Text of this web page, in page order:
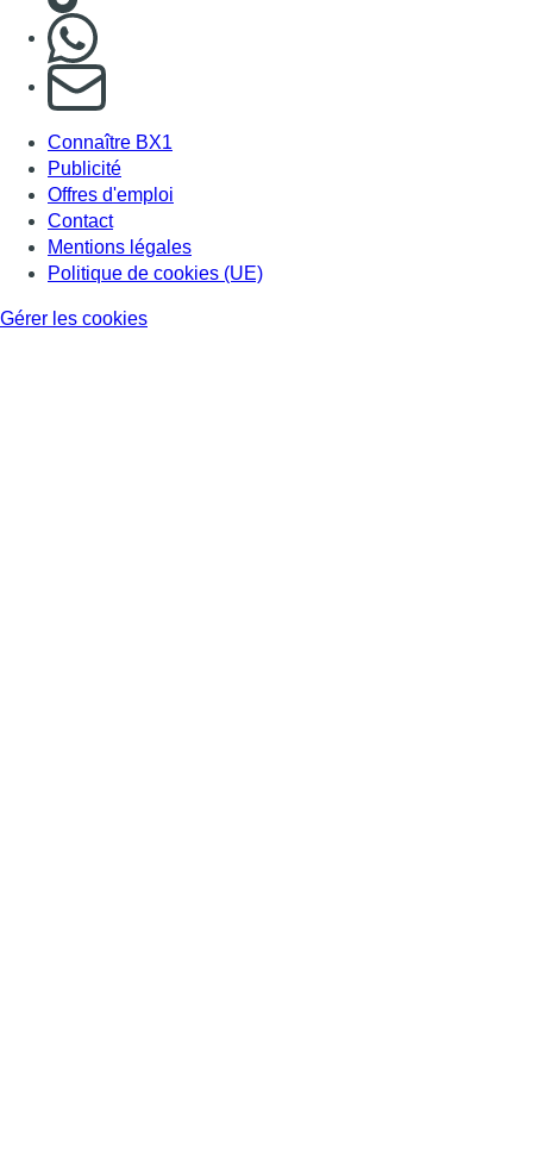
S'abonner à notre newsletter
Connaître BX1
Publicité
Offres d'emploi
Contact
Mentions légales
Politique de cookies (UE)
Gérer les cookies